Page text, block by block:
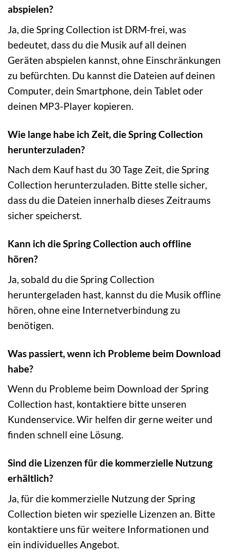
abspielen?
Ja, die Spring Collection ist DRM-frei, was
bedeutet, dass du die Musik auf all deinen
Geräten abspielen kannst, ohne Einschränkungen
zu befürchten. Du kannst die Dateien auf deinen
Computer, dein Smartphone, dein Tablet oder
deinen MP3-Player kopieren.
Wie lange habe ich Zeit, die Spring Collection
herunterzuladen?
Nach dem Kauf hast du 30 Tage Zeit, die Spring
Collection herunterzuladen. Bitte stelle sicher,
dass du die Dateien innerhalb dieses Zeitraums
sicher speicherst.
Kann ich die Spring Collection auch offline
hören?
Ja, sobald du die Spring Collection
heruntergeladen hast, kannst du die Musik offline
hören, ohne eine Internetverbindung zu
benötigen.
Was passiert, wenn ich Probleme beim Download
habe?
Wenn du Probleme beim Download der Spring
Collection hast, kontaktiere bitte unseren
Kundenservice. Wir helfen dir gerne weiter und
finden schnell eine Lösung.
Sind die Lizenzen für die kommerzielle Nutzung
erhältlich?
Ja, für die kommerzielle Nutzung der Spring
Collection bieten wir spezielle Lizenzen an. Bitte
kontaktiere uns für weitere Informationen und
ein individuelles Angebot.